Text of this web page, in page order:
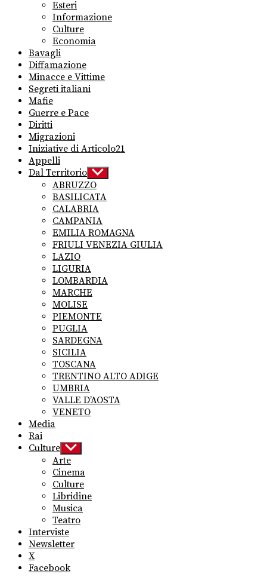
Esteri
Informazione
Culture
Economia
Bavagli
Diffamazione
Minacce e Vittime
Segreti italiani
Mafie
Guerre e Pace
Diritti
Migrazioni
Iniziative di Articolo21
Appelli
Dal Territorio Show
sub
menu
ABRUZZO
BASILICATA
CALABRIA
CAMPANIA
EMILIA ROMAGNA
FRIULI VENEZIA GIULIA
LAZIO
LIGURIA
LOMBARDIA
MARCHE
MOLISE
PIEMONTE
PUGLIA
SARDEGNA
SICILIA
TOSCANA
TRENTINO ALTO ADIGE
UMBRIA
VALLE D’AOSTA
VENETO
Media
Rai
Culture Show
sub
menu
Arte
Cinema
Culture
Libridine
Musica
Teatro
Interviste
Newsletter
X
Facebook